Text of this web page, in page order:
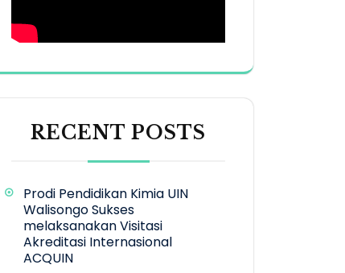
RECENT POSTS
Prodi Pendidikan Kimia UIN
Walisongo Sukses
melaksanakan Visitasi
Akreditasi Internasional
ACQUIN